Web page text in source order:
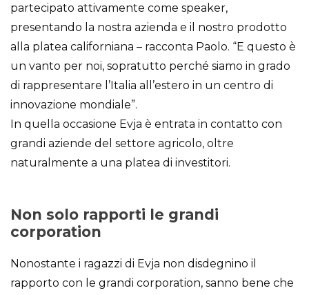
partecipato attivamente come speaker,
presentando la nostra azienda e il nostro prodotto
alla platea californiana – racconta Paolo. “E questo è
un vanto per noi, sopratutto perché siamo in grado
di rappresentare l’Italia all’estero in un centro di
innovazione mondiale”.
In quella occasione Evja è entrata in contatto con
grandi aziende del settore agricolo, oltre
naturalmente a una platea di investitori.
Non solo rapporti le grandi
corporation
Nonostante i ragazzi di Evja non disdegnino il
rapporto con le grandi corporation, sanno bene che